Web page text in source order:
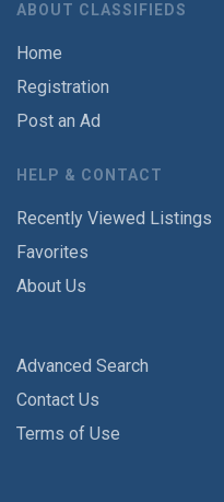
ABOUT CLASSIFIEDS
Home
Registration
Post an Ad
HELP & CONTACT
Recently Viewed Listings
Favorites
About Us
Advanced Search
Contact Us
Terms of Use